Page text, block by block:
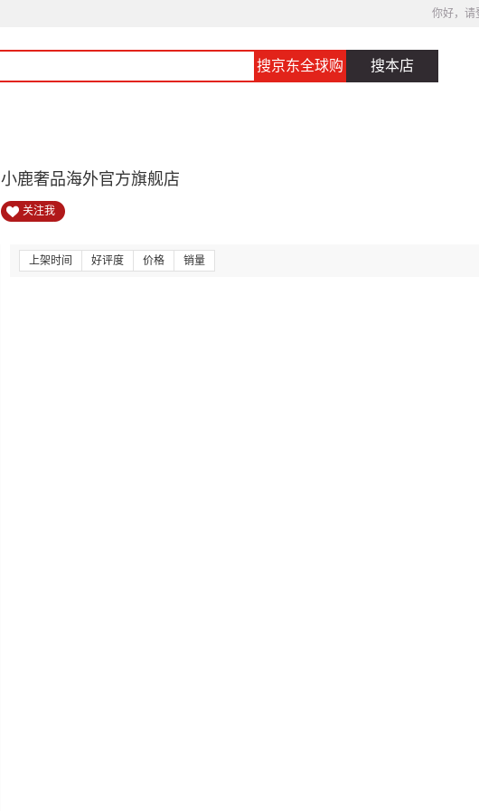
你好，请
搜京东全球购 搜本店
小鹿奢品海外官方旗舰店
关注我
上架时间 好评度 价格 销量